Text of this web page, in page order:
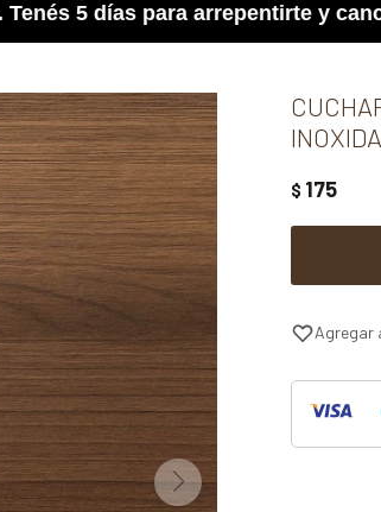
para arrepentirte y
$ 175